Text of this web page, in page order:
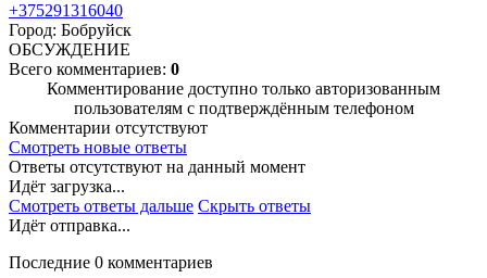
+375291316040
Город: Бобруйск
ОБСУЖДЕНИЕ
Всего комментариев: 0
Комментирование доступно только авторизованным
пользователям с подтверждённым телефоном
Комментарии отсутствуют
Смотреть новые ответы
Ответы отсутствуют на данный момент
Идёт загрузка...
Смотреть ответы дальше Скрыть ответы
Идёт отправка...
Последние 0 комментариев